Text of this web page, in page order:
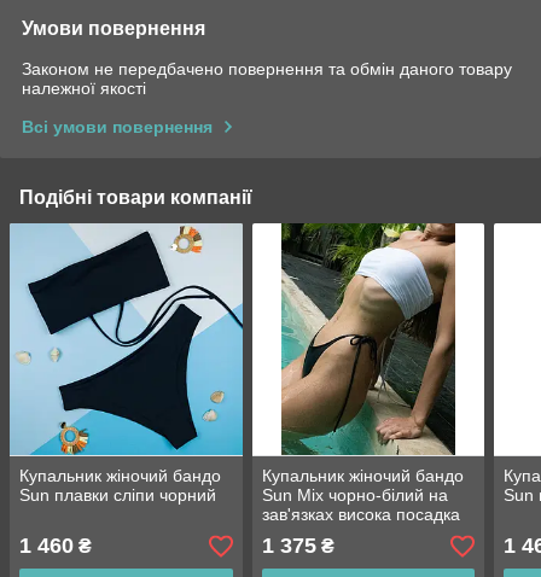
Умови повернення
Законом не передбачено повернення та обмін даного товару
належної якості
Всі умови повернення
Подібні товари компанії
Купальник жіночий бандо
Sun плавки сліпи чорний
1 460 ₴
Купальник жіночий бандо
Sun Mix чорно-білий на
зав'язках висока посадка
1 375₴
Sun
1